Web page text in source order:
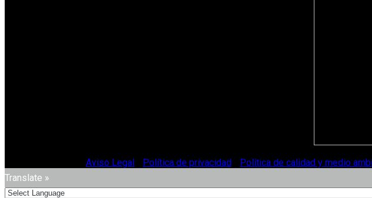
Aviso Legal Política de privacidad Política de calidad y medio
Translate »